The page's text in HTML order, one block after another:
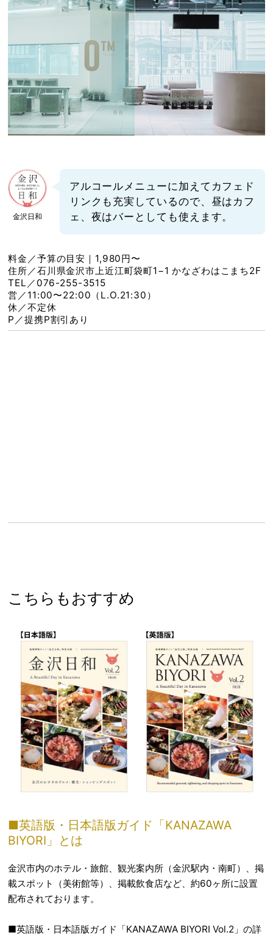
金沢日和
アルコールメニューに加えてカフェド
リンクも充実しているので、昼はカフ
ェ、夜はバーとしても使えます。
料金／予算の目安｜1,980円〜
住所／石川県金沢市上近江町袋町1−1 かなざわはこまち2F
TEL／076-255-3515
営／11:00〜22:00（L.O.21:30）
休／不定休
P／提携P割引あり
こちらもおすすめ
■英語版・日本語版ガイド「KANAZAWA
BIYORI」とは
金沢市内のホテル・旅館、観光案内所（金沢駅内・南町）、掲
載スポット（美術館等）、掲載飲食店など、約60ヶ所に設置
配布されております。
■英語版・日本語版ガイド「KANAZAWA BIYORI Vol.2」の詳